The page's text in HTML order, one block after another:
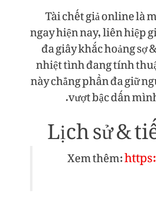
Tài chết giả online là
ngay hiện nay, liên hiệp
đa giây khắc hoảng
nhiệt tình đang tính
này chẳng phần đa giữ
vượt bậc dấn
Lịch sử &
Xem thêm: